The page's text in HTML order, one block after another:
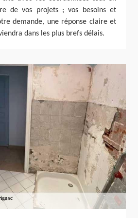
de vos projets ; vos besoins et
demande, une réponse claire et
dans les plus brefs délais.